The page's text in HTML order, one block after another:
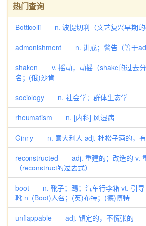
热门查询
Botticelli n. 波提切利（文艺复兴早期的
admonishment n. 训戒；警告（等于
shaken v. 摇动，动摇（shake的过去分
名；(俄)沙肯
sociology n. 社会学；群体生态学
rheumatism n. [内科] 风湿病
Ginny n. 意大利人 adj. 杜松子酒的，有
reconstructed adj. 重建的；改造的 v.
（reconstruct的过去式）
boot n. 靴子；踢；汽车行李箱 vt. 引导
靴 n. (Boot)人名；(英)布特；(德)博特
unflappable adj. 镇定的，不慌张的